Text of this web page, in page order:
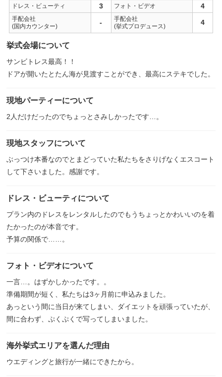
ドレス・ビューティ 3 フォト・ビデオ 4
手配会社
(国内カウンター)
-
手配会社
(挙式プロデュース)
4
挙式会場について
サンビトレス最高！！
ドアが開いたとたん海が見渡すことができ、最高にステキでした。
現地パーティーについて
2人だけだったのでちょっとさみしかったです…。
現地スタッフについて
ぶっつけ本番なのでとまどっていた私たちをさりげなくエスコート
して下さいました。感謝です。
ドレス・ビューティについて
プラン内のドレスをレンタルしたのでもうちょっとかわいいのを着
たかったのが本音です。
予算の関係で……。
フォト・ビデオについて
一言…。はずかしかったです。。
準備期間が短く、私たちは3ヶ月前に申込みました。
あっという間に当日が来てしまい、ダイエットを頑張っていたが、
間に合わず、ぷくぷくで写ってしまいました。
海外挙式エリアを選んだ理由
ウエディングと旅行が一緒にできたから。